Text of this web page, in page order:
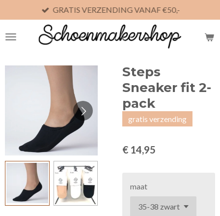
direct
naar
GRATIS VERZENDING VANAF €50,-
Steps
Sneaker fit 2-
pack
gratis verzending
€ 14,95
maat